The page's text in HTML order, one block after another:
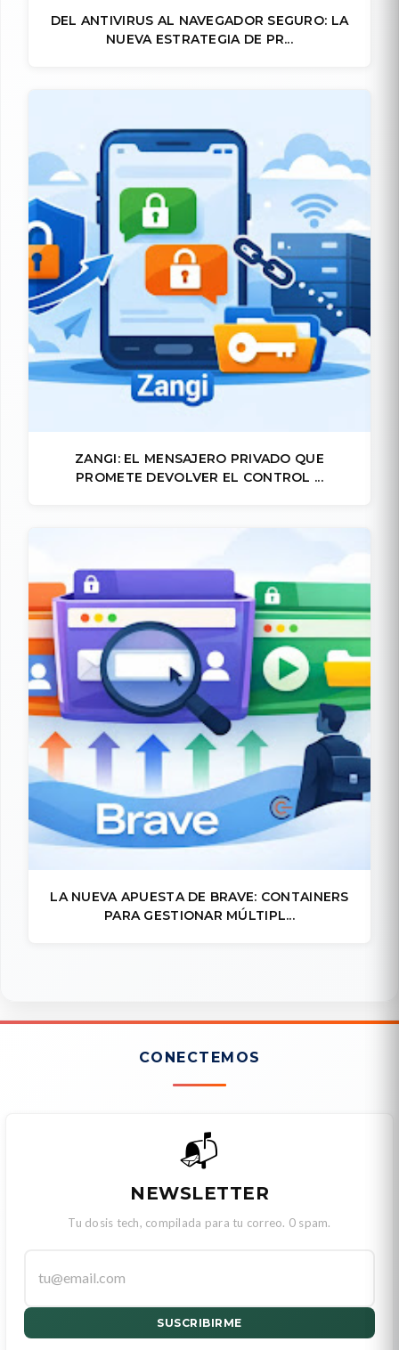
DEL ANTIVIRUS AL NAVEGADOR SEGURO: LA
NUEVA ESTRATEGIA DE PR...
ZANGI: EL MENSAJERO PRIVADO QUE
PROMETE DEVOLVER EL CONTROL ...
LA NUEVA APUESTA DE BRAVE: CONTAINERS
PARA GESTIONAR MÚLTIPL...
CONECTEMOS
📬
NEWSLETTER
Tu dosis tech, compilada para tu correo. 0 spam.
SUSCRIBIRME